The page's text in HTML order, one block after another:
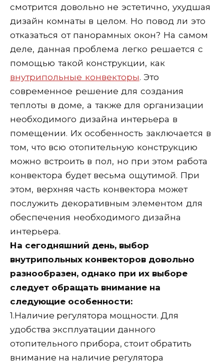
смотрится довольно не эстетично, ухудшая
дизайн комнаты в целом. Но повод ли это
отказаться от панорамных окон? На самом
деле, данная проблема легко решается с
помощью такой конструкции, как
внутрипольные конвекторы. Это
современное решение для создания
теплоты в доме, а также для организации
необходимого дизайна интерьера в
помещении. Их особенность заключается в
том, что всю отопительную конструкцию
можно встроить в пол, но при этом работа
конвектора будет весьма ощутимой. При
этом, верхняя часть конвектора может
послужить декоративным элементом для
обеспечения необходимого дизайна
интерьера.
На сегодняшний день, выбор
внутрипольных конвекторов довольно
разнообразен, однако при их выборе
следует обращать внимание на
следующие особенности:
1.Наличие регулятора мощности. Для
удобства эксплуатации данного
отопительного прибора, стоит обратить
внимание на наличие регулятора